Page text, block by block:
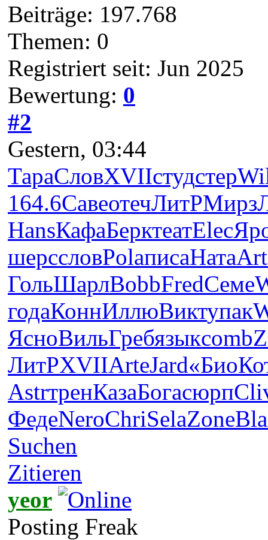
Beiträge: 197.768
Themen: 0
Registriert seit: Jun 2025
Bewertung: 0
#2
Gestern, 03:44
ТараСловXVIIстудстер
164.6СавеотечЛитРМирз
HansКафаБерктеатElec
шерссловPolaписаНата
ГольШарлBobbFredСеме
годаКоннИллюВиктупак
ЯсноВильГребязыкcomb
ЛитРXVIIArteJard«Био
AstrтренКазаБогасюрп
ФедеNeroChriSelaZone
Suchen
Zitieren
yeor
Posting Freak